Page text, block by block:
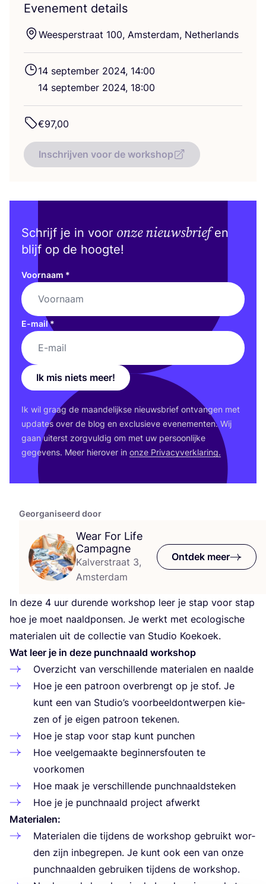
Georganiseerd door
Wear For Life
Campagne
Kalverstraat 3,
Amsterdam
Ontdek meer
In deze 4 uur duren­de work­shop leer je stap voor stap
hoe je moet naald­pon­sen. Je werkt met eco­lo­gi­sche
mate­ri­a­len uit de col­lec­tie van Stu­dio Koekoek.
Wat leer je in deze punch­naald workshop
Over­zicht van ver­schil­len­de mate­ri­a­len en naalde
Hoe je een patroon over­brengt op je stof. Je
kunt een van Stu­dio’s voor­beeld­ont­wer­pen kie­
zen of je eigen patroon tekenen.
Hoe je stap voor stap kunt punchen
Hoe veel­ge­maak­te begin­ners­fou­ten te
voorkomen
Hoe maak je ver­schil­len­de punchnaaldsteken
Hoe je je punch­naald pro­ject afwerkt
Mate­ri­a­len:
Mate­ri­a­len die tij­dens de work­shop gebruikt wor­
den zijn inbe­gre­pen. Je kunt ook een van onze
punch­naal­den gebrui­ken tij­dens de workshop.
Evenement details
Weesperstraat 100, Amster­dam, Netherlands
14 sep­tem­ber 2024, 14:00
14 sep­tem­ber 2024, 18:00
€97,00
Inschrijven voor de workshop
Schrijf je in voor onze nieuwsbriefen
blijf op de hoogte!
Voornaam *
E-mail*
Ik mis niets meer!
Ik wil graag de maan­de­lijk­se nieuws­brief ont­van­gen met
upda­tes over de blog en exclu­sie­ve eve­ne­men­ten. Wij
gaan uiterst zorg­vul­dig om met uw per­soon­lij­ke
gege­vens. Meer hier­over in onze Pri­va­cy­ver­kla­ring.